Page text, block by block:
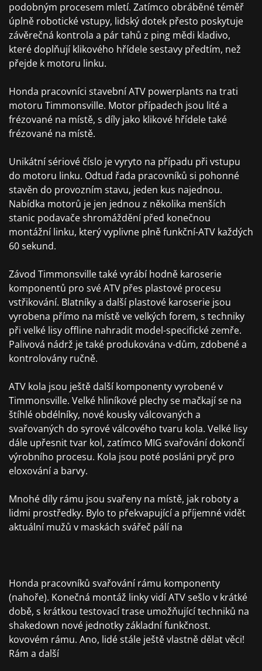
podobným procesem mletí. Zatímco obráběné téměř
úplně robotické vstupy, lidský dotek přesto poskytuje
závěrečná kontrola a pár tahů z ping mědi kladivo,
které doplňují klikového hřídele sestavy předtím, než
přejde k motoru linku.
Honda pracovníci stavební ATV powerplants na trati
motoru Timmonsville. Motor případech jsou lité a
frézované na místě, s díly jako klikové hřídele také
frézované na místě.
Unikátní sériové číslo je vyryto na případu při vstupu
do motoru linku. Odtud řada pracovníků si pohonné
stavěn do provozním stavu, jeden kus najednou.
Nabídka motorů je jen jednou z několika menších
stanic podavače shromáždění před konečnou
montážní linku, který vyplivne plně funkční-ATV každých
60 sekund.
Závod Timmonsville také vyrábí hodně karoserie
komponentů pro své ATV přes plastové procesu
vstřikování. Blatníky a další plastové karoserie jsou
vyrobena přímo na místě ve velkých forem, s techniky
při velké lisy offline nahradit model-specifické zemře.
Palivová nádrž je také produkována v-dům, zdobené a
kontrolovány ručně.
ATV kola jsou ještě další komponenty vyrobené v
Timmonsville. Velké hliníkové plechy se mačkají se na
štíhlé obdélníky, nové kousky válcovaných a
svařovaných do syrové válcového tvaru kola. Velké lisy
dále upřesnit tvar kol, zatímco MIG svařování dokončí
výrobního procesu. Kola jsou poté posláni pryč pro
eloxování a barvy.
Mnohé díly rámu jsou svařeny na místě, jak roboty a
lidmi prostředky. Bylo to překvapující a příjemné vidět
aktuální mužů v maskách svářeč pálí na
Honda pracovníků svařování rámu komponenty
(nahoře). Konečná montáž linky vidí ATV sešlo v krátké
době, s krátkou testovací trase umožňující techniků na
shakedown nové jednotky základní funkčnost.
kovovém rámu. Ano, lidé stále ještě vlastně dělat věci!
Rám a další